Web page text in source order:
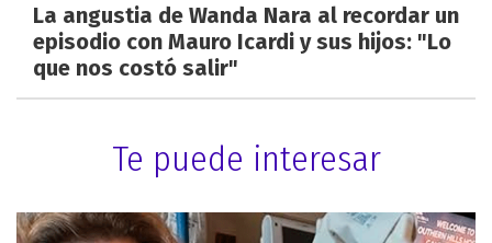
La angustia de Wanda Nara al recordar un
episodio con Mauro Icardi y sus hijos: "Lo
que nos costó salir"
Te puede interesar